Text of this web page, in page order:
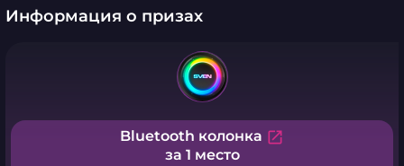
Информация о призах
Bluetooth колонка open_in_new
за 1 место